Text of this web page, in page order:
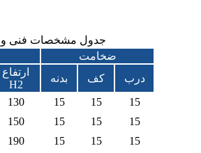
جدول مشخصات فنی و
ضخامت
ارتفاع
H2
بدنه کف
درب
130 15 15
15
150 15 15
15
190 15 15
15